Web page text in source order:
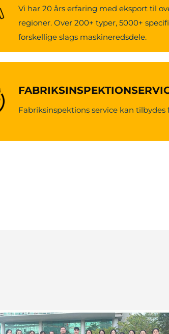
Vi har 20 års erfaring med eksport til
regioner. Over 200+ typer, 5000+
forskellige slags maskineredsdele.
Fabriksinspektions service kan tilbydes